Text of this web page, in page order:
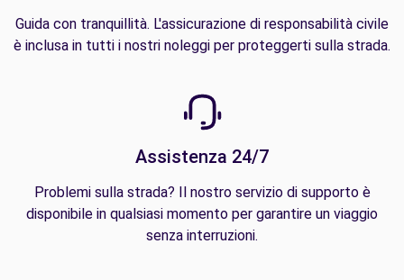
Guida con tranquillità. L'assicurazione di responsabilità civile
è inclusa in tutti i nostri noleggi per proteggerti sulla strada.
Assistenza 24/7
Problemi sulla strada? Il nostro servizio di supporto è
disponibile in qualsiasi momento per garantire un viaggio
senza interruzioni.